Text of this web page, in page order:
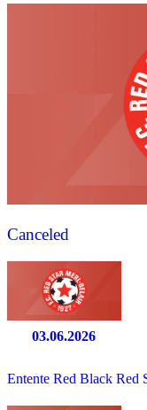
Canceled
03.06.2026
Entente Red Black Red